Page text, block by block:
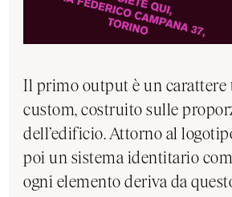
Il primo output è un
custom, costruito sulle
dell’edificio. Attorno al
poi un sistema identitario
ogni elemento deriva da